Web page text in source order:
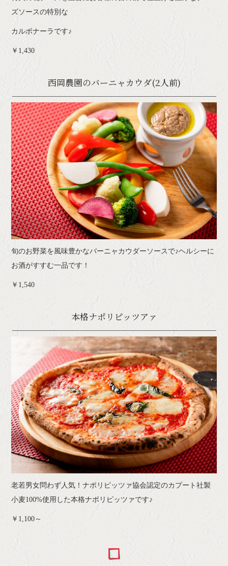
ズソースの特別な
カルボナーラです♪
￥1,430
西岡農園のバーニャカウダ(2人前)
旬のお野菜を風味豊かなバーニャカウダーソースで♪ヘルシーに
お酒がすすむ一品です！
￥1,540
本格ナポリピッツアァ
老若男女問わず人気！ナポリピッツァ協会認定のカプート社製
小麦100%使用した本格ナポリピッツァです♪
￥1,100～